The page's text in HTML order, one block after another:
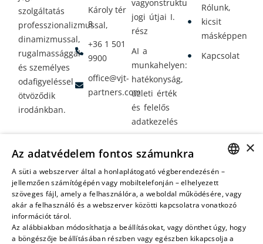
Károly tér
8.
+36 1 501
9900
office@vjt-
partners.com
vagyonstrukturálás
jogi útjai I.
rész
AI a
munkahelyen:
hatékonyság,
üzleti érték
és felelős
adatkezelés
amikor a jövő
nem a
véletlenen
múlik
Rólunk,
kicsit
másképpen
Kapcsolat
szolgáltatás
professzionalizmussal,
dinamizmussal,
rugalmassággal
és személyes
odafigyeléssel
ötvöződik
irodánkban.
HUNGARIAN
ENGLISH
×
Az adatvédelem fontos számunkra
A süti a webszerver által a honlaplátogató végberendezésén –
jellemzően számítógépén vagy mobiltelefonján – elhelyezett
szöveges fájl, amely a felhasználóra, a weboldal működésére, vagy
akár a felhasználó és a webszerver közötti kapcsolatra vonatkozó
információt tárol.
Az alábbiakban módosíthatja a beállításokat, vagy dönthet úgy, hogy
a böngészője beállításában részben vagy egészben kikapcsolja a